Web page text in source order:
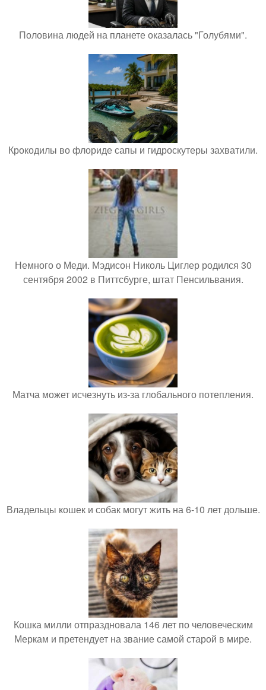
Половина людей на планете оказалась "Голубями".
Крокодилы во флориде сапы и гидроскутеры захватили.
Немного о Меди. Мэдисон Николь Циглер родился 30
сентября 2002 в Питтсбурге, штат Пенсильвания.
Матча может исчезнуть из-за глобального потепления.
Владельцы кошек и собак могут жить на 6-10 лет дольше.
Кошка милли отпраздновала 146 лет по человеческим
Меркам и претендует на звание самой старой в мире.